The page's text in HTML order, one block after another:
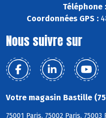
Téléphone :
Coordonnées GPS :
Nous suivre sur
Votre magasin Bastille
75001 Paris, 75002 Paris, 75003